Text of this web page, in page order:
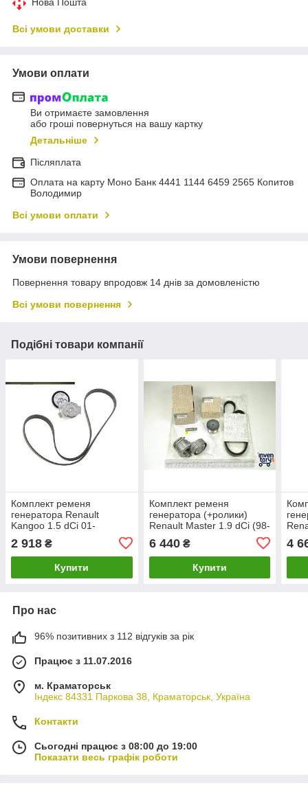
Всі умови доставки
Умови оплати
Ви отримаєте замовлення
або гроші повернуться на вашу картку
Детальніше
Післяплата
Оплата на карту Моно Банк 4441 1144 6459 2565 Копитов
Володимир
Всі умови оплати
Умови повернення
Повернення товару впродовж 14 днів за домовленістю
Всі умови повернення
Подібні товари компанії
Комплект ременя
генератора Renault
Kangoo 1.5 dCi 01-
(5PK1200) (7701476475)
INA 529 0511 10
2 918 ₴
Купити
Комплект ременя
генератора (+ролики)
Renault Master 1.9 dCi (98-
6 440₴
Купити
529
4
Про нас
96% позитивних з 112 відгуків за рік
Працює з 11.07.2016
м. Краматорськ
Індекс 84331 Паркова 38, Краматорськ, Україна
Контакти
Сьогодні працює з 08:00 до 19:00
Показати весь графік роботи